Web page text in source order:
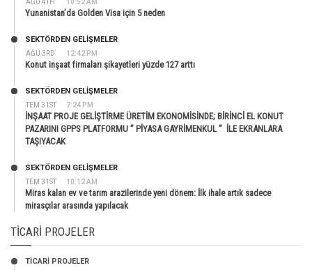
Yunanistan’da Golden Visa için 5 neden
AĞU 3RD 12:42 PM
SEKTÖRDEN GELIŞMELER
Konut inşaat firmaları şikayetleri yüzde 127 arttı
TEM 31ST 7:24 PM
SEKTÖRDEN GELIŞMELER
İNŞAAT PROJE GELİŞTİRME ÜRETİM EKONOMİSİNDE; BİRİNCİ EL KONUT
PAZARINI GPPS PLATFORMU ” PİYASA GAYRİMENKUL ” İLE EKRANLARA
TAŞIYACAK
TEM 31ST 10:12 AM
SEKTÖRDEN GELIŞMELER
Miras kalan ev ve tarım arazilerinde yeni dönem: İlk ihale artık sadece
mirasçılar arasında yapılacak
TICARI PROJELER
TİCARİ PROJELER